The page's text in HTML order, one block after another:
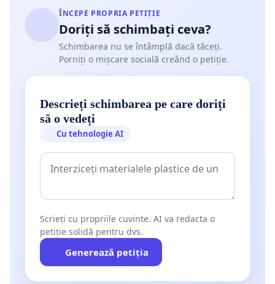
ÎNCEPE PROPRIA PETIȚIE
Doriți să schimbați ceva?
Schimbarea nu se întâmplă dacă tăceți.
Porniți o mișcare socială creând o petiție.
Descrieți schimbarea pe care doriți
să o vedeți
Cu tehnologie AI
Scrieți cu propriile cuvinte. AI va redacta o
petiție solidă pentru dvs.
Generează petiția